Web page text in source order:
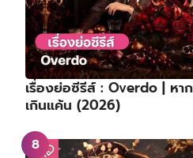
เรื่องย่อซีรีส์ : Overdo | หา
เกินแค้น (2026)